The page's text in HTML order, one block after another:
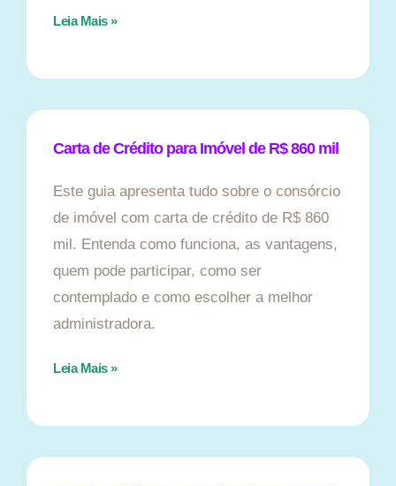
Leia Mais »
Carta de Crédito para Imóvel de R$ 860 mil
Este guia apresenta tudo sobre o consórcio
de imóvel com carta de crédito de R$ 860
mil. Entenda como funciona, as vantagens,
quem pode participar, como ser
contemplado e como escolher a melhor
administradora.
Leia Mais »